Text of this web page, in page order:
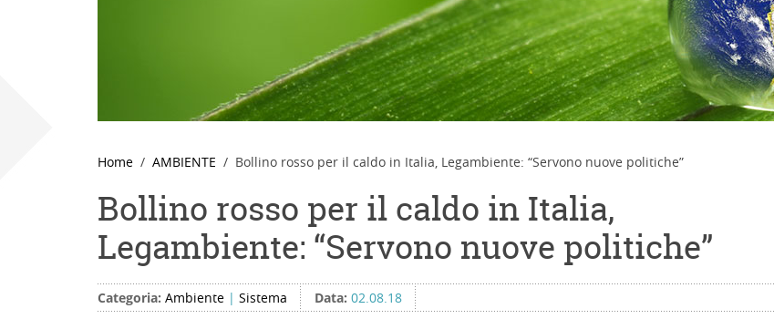
Home AMBIENTE Bollino rosso per il caldo in Italia, Legambiente: “Servono nuove politiche”
Bollino rosso per il caldo in Italia,
Legambiente: “Servono nuove politiche”
Categoria: Ambiente | Sistema Data: 02.08.18